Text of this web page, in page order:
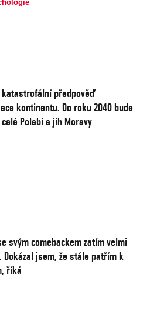
katastrofální předpověď
kontinentu. Do roku 2040 bude
Polabí a jih Moravy
svým comebackem zatím velmi
Dokázal jsem, že stále patřím k
říká